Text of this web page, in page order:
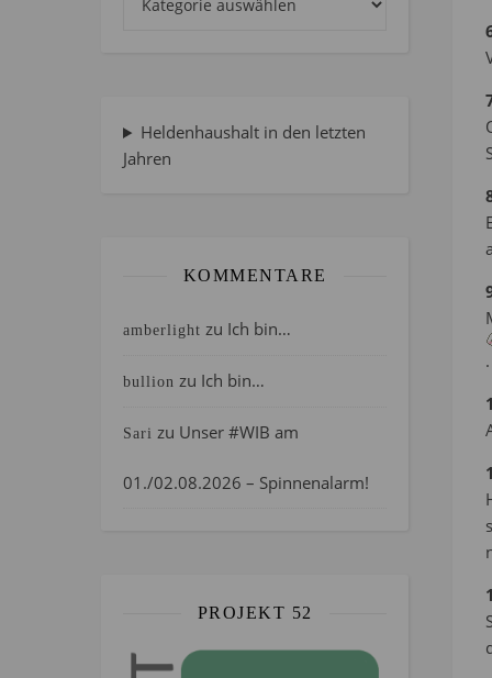
Heldenhaushalt in den letzten
Jahren
KOMMENTARE
amberlight zu Ich bin…
bullion zu Ich bin…
Sari zu Unser #WIB am
01./02.08.2026 – Spinnenalarm!
PROJEKT 52
.